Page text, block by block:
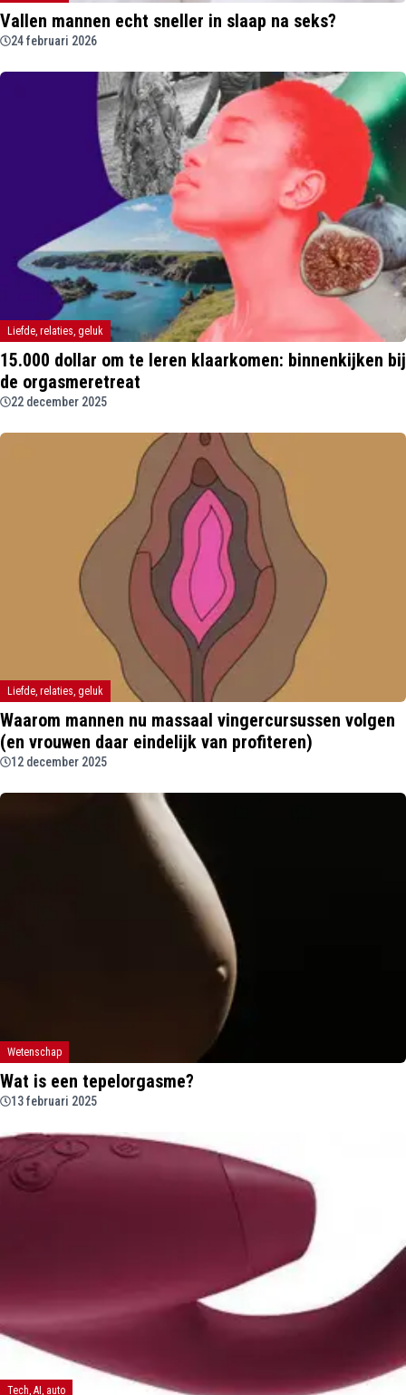
Vallen mannen echt sneller in slaap na seks?
24 februari 2026
Liefde, relaties, geluk
15.000 dollar om te leren klaarkomen: binnenkijken bij
de orgasmeretreat
22 december 2025
Liefde, relaties, geluk
Waarom mannen nu massaal vingercursussen volgen
(en vrouwen daar eindelijk van profiteren)
12 december 2025
Wetenschap
Wat is een tepelorgasme?
13 februari 2025
Tech, AI, auto